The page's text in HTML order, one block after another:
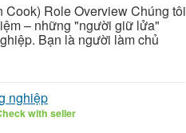
Role Overview Chúng tôi
– những "người giữ lửa"
Bạn là người làm chủ
nghiệp
with seller